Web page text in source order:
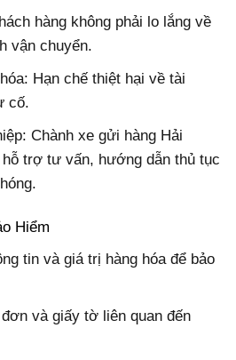
hàng không phải lo lắng về
vận chuyển.
Hạn chế thiệt hại về tài
cố.
Chành xe gửi hàng Hải
trợ tư vấn, hướng dẫn thủ tục
Hiểm
tin và giá trị hàng hóa để bảo
và giấy tờ liên quan đến